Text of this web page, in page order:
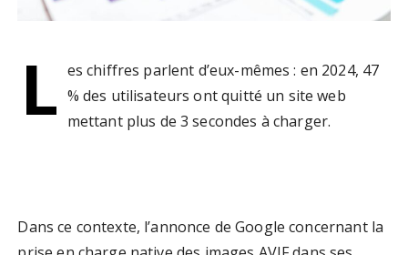
L es chiffres parlent d’eux-mêmes : en 2024, 47
% des utilisateurs ont quitté un site web
mettant plus de 3 secondes à charger.
Dans ce contexte, l’annonce de Google concernant la